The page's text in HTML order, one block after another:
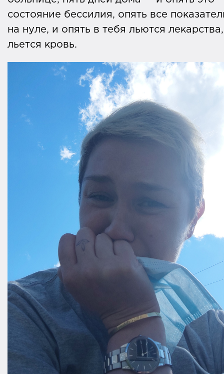
состояние бессилия, опять все
на нуле, и опять в тебя льются лекарства,
льется кровь.